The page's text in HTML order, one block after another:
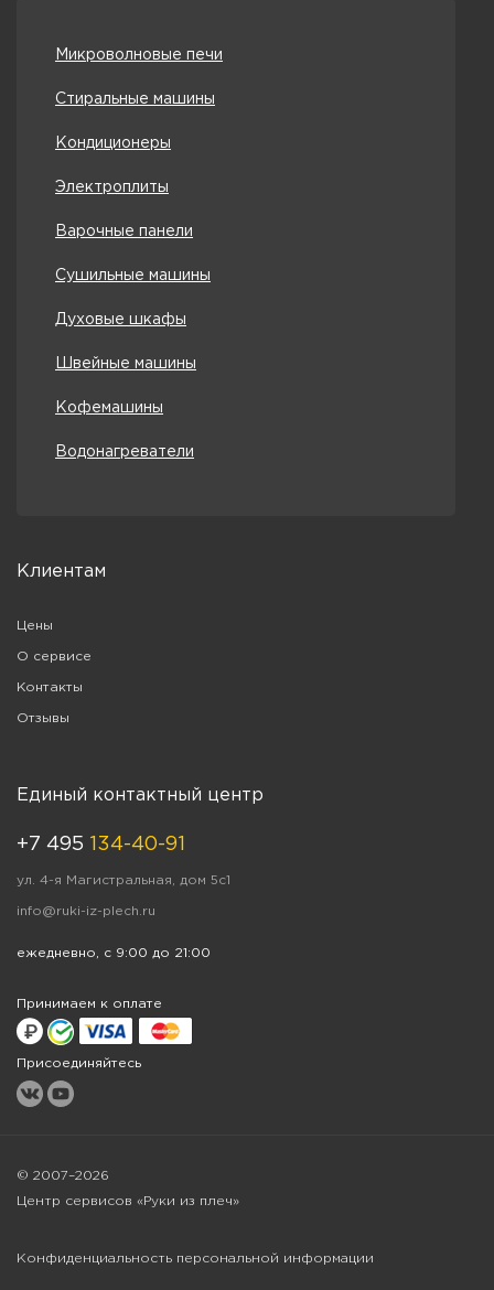
Микроволновые печи
Стиральные машины
Кондиционеры
Электроплиты
Варочные панели
Сушильные машины
Духовые шкафы
Швейные машины
Кофемашины
Водонагреватели
Клиентам
Цены
О сервисе
Контакты
Отзывы
Единый контактный центр
+7 495 134-40-91
ул. 4-я Магистральная, дом 5с1
info@ruki-iz-plech.ru
ежедневно, с 9:00 до 21:00
Принимаем к оплате
Присоединяйтесь
© 2007–2026
Центр сервисов «Руки из плеч»
Конфиденциальность персональной информации